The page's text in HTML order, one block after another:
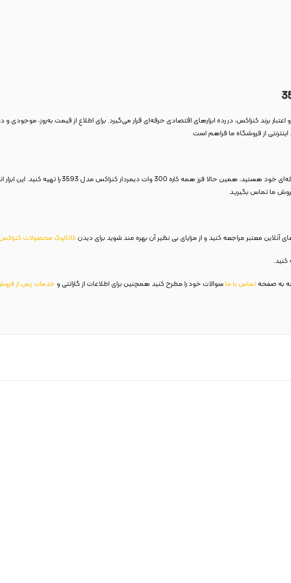
برند کنزاکس، در رده ابزارهای اقتصادی حرفه‌ای قرار می‌گیرد. برای اطلاع از قیمت به‌روز،
از فروشگاه ما فراهم است.
اگر به دنبال ابزاری همه‌کاره، قدرتمند و مطمئن برای انجام
ما تماس بگیرید.
آنلاین معتبر مراجعه کنید و از مزایای بی نظیر آن بهره مند شوید برای دیدنکاتالوگ محصولات
به صفحهتماس با ماسوالات خود را مطرح کنید همچنین برای اطلاعات از گارانتی وخدمات پس از